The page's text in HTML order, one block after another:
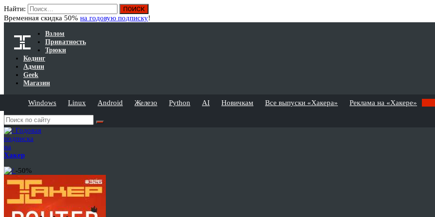
Найти:
Временная скидка 50% на годовую подписку!
Взлом
Приватность
Трюки
Кодинг
Админ
Geek
Магазин
Windows Linux Android Железо Python AI Новичкам Все выпуски «Хакера» Реклама на «Хакере»
Годовая
подписка
на
Хакер
-50%